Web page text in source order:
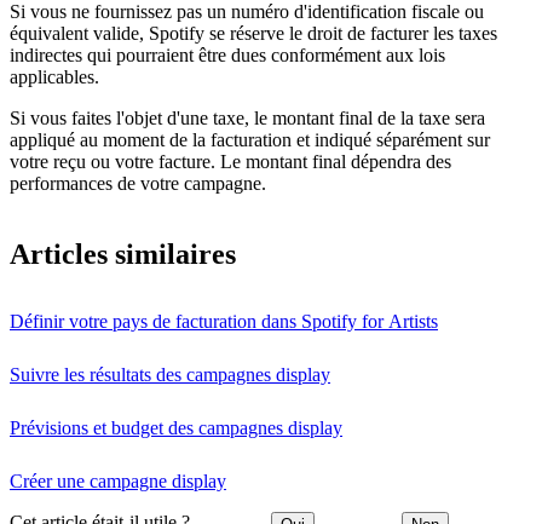
Si vous ne fournissez pas un numéro d'identification fiscale ou
équivalent valide, Spotify se réserve le droit de facturer les taxes
indirectes qui pourraient être dues conformément aux lois
applicables.
Si vous faites l'objet d'une taxe, le montant final de la taxe sera
appliqué au moment de la facturation et indiqué séparément sur
votre reçu ou votre facture. Le montant final dépendra des
performances de votre campagne.
Articles similaires
Définir votre pays de facturation dans Spotify for Artists
Suivre les résultats des campagnes display
Prévisions et budget des campagnes display
Créer une campagne display